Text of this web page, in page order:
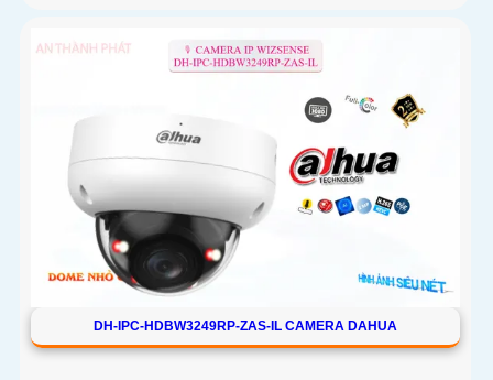
DH-IPC-HDBW3249RP-ZAS-IL CAMERA DAHUA